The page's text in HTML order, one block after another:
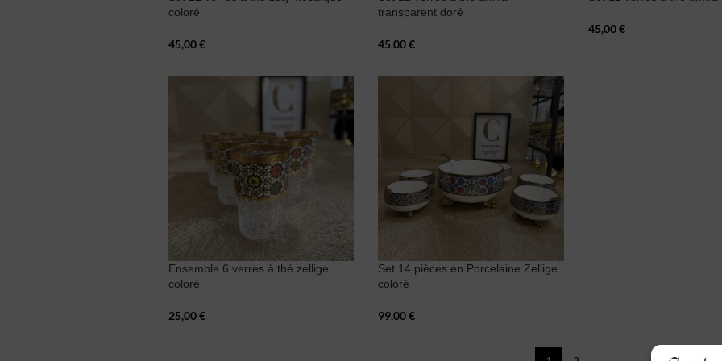
coloré
45,00€
transparent doré
45,00€
45,00€
Ensemble 6 verres à thé zellige
coloré
25,00€
Set 14 pièces en Porcelaine Zellige
coloré
99,00€